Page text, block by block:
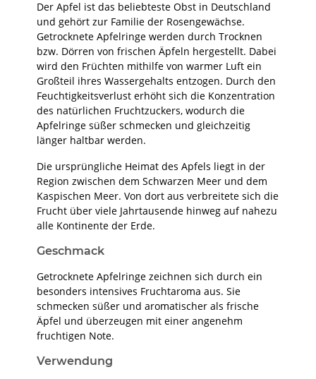
Der Apfel ist das beliebteste Obst in Deutschland
und gehört zur Familie der Rosengewächse.
Getrocknete Apfelringe werden durch Trocknen
bzw. Dörren von frischen Äpfeln hergestellt. Dabei
wird den Früchten mithilfe von warmer Luft ein
Großteil ihres Wassergehalts entzogen. Durch den
Feuchtigkeitsverlust erhöht sich die Konzentration
des natürlichen Fruchtzuckers, wodurch die
Apfelringe süßer schmecken und gleichzeitig
länger haltbar werden.
Die ursprüngliche Heimat des Apfels liegt in der
Region zwischen dem Schwarzen Meer und dem
Kaspischen Meer. Von dort aus verbreitete sich die
Frucht über viele Jahrtausende hinweg auf nahezu
alle Kontinente der Erde.
Geschmack
Getrocknete Apfelringe zeichnen sich durch ein
besonders intensives Fruchtaroma aus. Sie
schmecken süßer und aromatischer als frische
Äpfel und überzeugen mit einer angenehm
fruchtigen Note.
Verwendung